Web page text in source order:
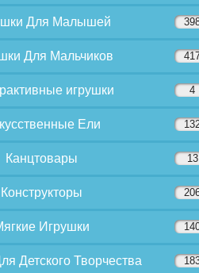
Для Малышей
Для Мальчиков
игрушки 4
Ели
Канцтовары 13
Конструкторы
Игрушки
Детского Творчества